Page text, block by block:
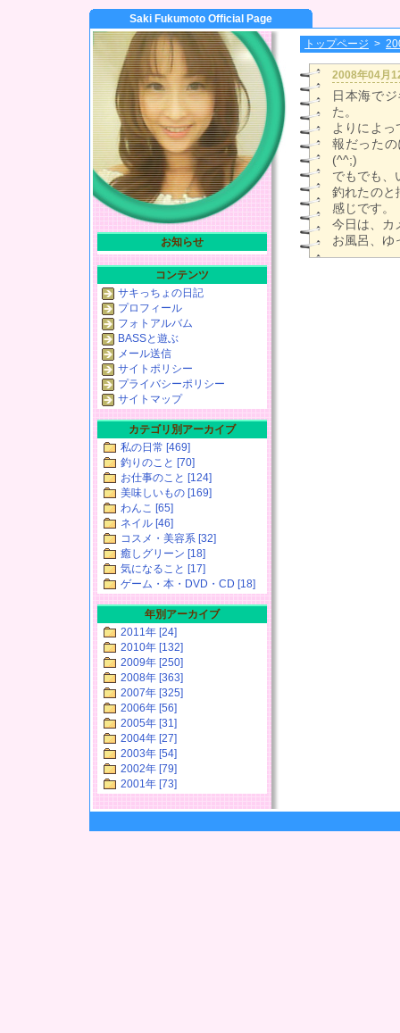
Saki Fukumoto Official Page
トップページ >
2008年04月
日本海で
た。
よりによ
報だった
(^^;)
でもでも、
釣れたのと
感じです。
今日は、カ
お風呂、ゆ
お知らせ
コンテンツ
サキっちょの日記
プロフィール
フォトアルバム
BASSと遊ぶ
メール送信
サイトポリシー
プライバシーポリシー
サイトマップ
カテゴリ別アーカイブ
私の日常 [469]
釣りのこと [70]
お仕事のこと [124]
美味しいもの [169]
わんこ [65]
ネイル [46]
コスメ・美容系 [32]
癒しグリーン [18]
気になること [17]
ゲーム・本・DVD・CD [18]
年別アーカイブ
2011年 [24]
2010年 [132]
2009年 [250]
2008年 [363]
2007年 [325]
2006年 [56]
2005年 [31]
2004年 [27]
2003年 [54]
2002年 [79]
2001年 [73]